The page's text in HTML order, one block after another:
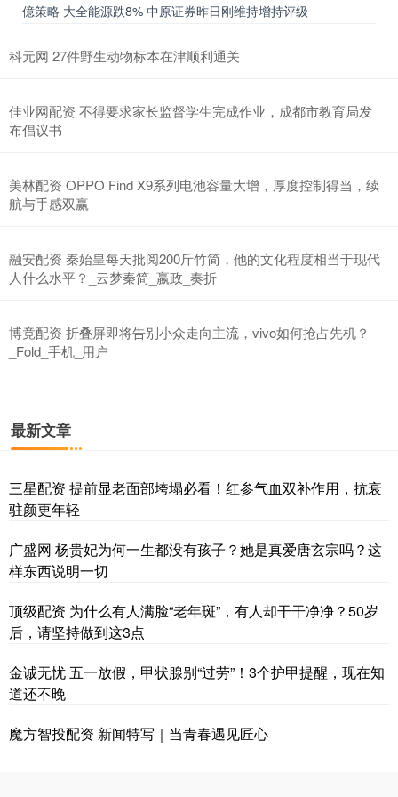
億策略 大全能源跌8% 中原证券昨日刚维持增持评级
科元网 27件野生动物标本在津顺利通关
佳业网配资 不得要求家长监督学生完成作业，成都市教育局发
布倡议书
美林配资 OPPO Find X9系列电池容量大增，厚度控制得当，续
航与手感双赢
融安配资 秦始皇每天批阅200斤竹简，他的文化程度相当于现代
人什么水平？_云梦秦简_嬴政_奏折
博竟配资 折叠屏即将告别小众走向主流，vivo如何抢占先机？
_Fold_手机_用户
最新文章
三星配资 提前显老面部垮塌必看！红参气血双补作用，抗衰
驻颜更年轻
广盛网 杨贵妃为何一生都没有孩子？她是真爱唐玄宗吗？这
样东西说明一切
顶级配资 为什么有人满脸“老年斑”，有人却干干净净？50岁
后，请坚持做到这3点
金诚无忧 五一放假，甲状腺别“过劳”！3个护甲提醒，现在知
道还不晚
魔方智投配资 新闻特写｜当青春遇见匠心